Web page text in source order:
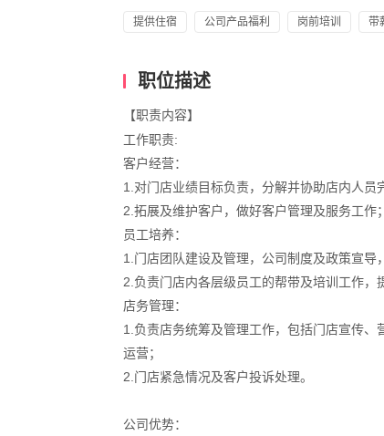
提供住宿 公司产品福利 岗前培训 带
职位描述
【职责内容】
工作职责:
客户经营：
1.对门店业绩目标负责，分解并协助店内人员
2.拓展及维护客户，做好客户管理及服务工作；
员工培养：
1.门店团队建设及管理，公司制度及政策宣导
2.负责门店内各层级员工的帮带及培训工作，
店务管理：
1.负责店务统筹及管理工作，包括门店宣传
运营；
2.门店紧急情况及客户投诉处理。
公司优势：